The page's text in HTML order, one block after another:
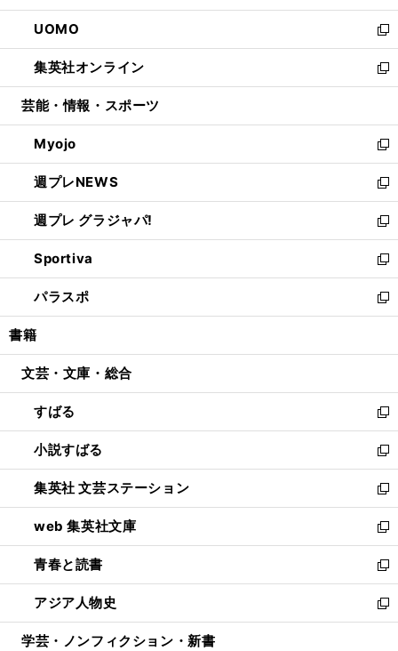
開
く
ウ
で
開
く
ン
ド
ウ
で
開
ウ
ィ
ン
ド
ウ
開
く
し
い
ウ
ィ
ン
ウ
で
開
く
UOMO
新
し
い
ウ
ン
ド
ウ
で
開
く
集英社オンライン
新
し
ウ
ィ
ン
ド
ウ
で
開
く
芸能・情報・スポーツ
Myojo
新
し
い
ウ
ィ
ン
ド
ウ
で
開
週プレNEWS
新
し
い
ウ
ィ
ン
ド
ウ
開
週プレ グラジャパ!
新
し
い
ウ
ィ
ン
ウ
開
く
Sportiva
新
し
い
ウ
ン
ウ
で
開
く
パラスポ
新
し
ウ
ン
ド
ウ
で
開
く
書籍
文芸・文庫・総合
すばる
新
し
い
ウ
ィ
ン
ド
ウ
で
開
く
小説すばる
新
し
い
ウ
ィ
ン
ド
ウ
で
開
集英社 文芸ステーション
新
し
い
ウ
ィ
ン
ド
ウ
web 集英社文庫
新
し
い
ウ
ィ
ン
青春と読書
新
し
い
ウ
アジア人物史
新
し
学芸・ノンフィクション・新書